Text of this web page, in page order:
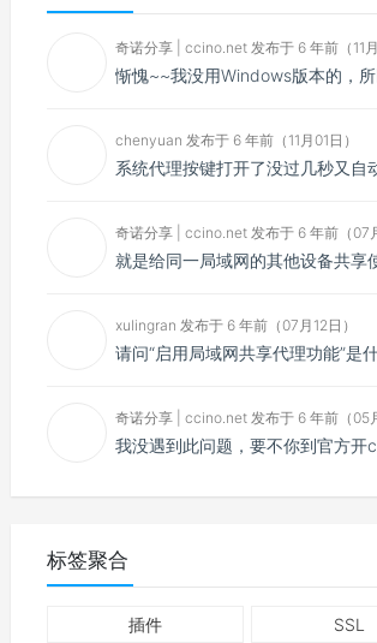
奇诺分享 | ccino.net 发布于 6 年前（11月
chenyuan 发布于 6 年前（11月01日）
奇诺分享 | ccino.net 发布于 6 年前（07
就是给同一局域网的其他设备共享
xulingran 发布于 6 年前（07月12日）
请问“启用局域网共享代理功能”是
奇诺分享 | ccino.net 发布于 6 年前（05
标签聚合
插件 SSL